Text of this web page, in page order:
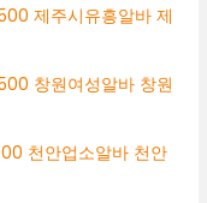
제주시유흥알바 제
창원여성알바 창원
천안업소알바 천안